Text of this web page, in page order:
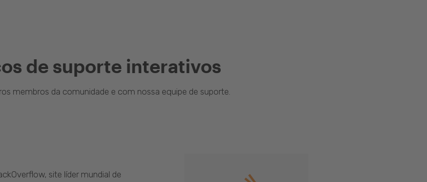
de suporte interativos
membros da comunidade e com nossa equipe de suporte.
site líder mundial de